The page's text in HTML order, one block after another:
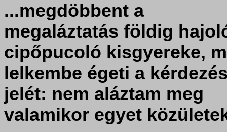
...megdöbbent a
megaláztatás földig
cipőpucoló kisgyereke,
lelkembe égeti a
jelét: nem aláztam meg
valamikor egyet